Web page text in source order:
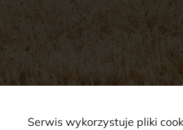
Polityka prywatności
Reklamacje i zwroty
Serwis wykorzystuje pliki